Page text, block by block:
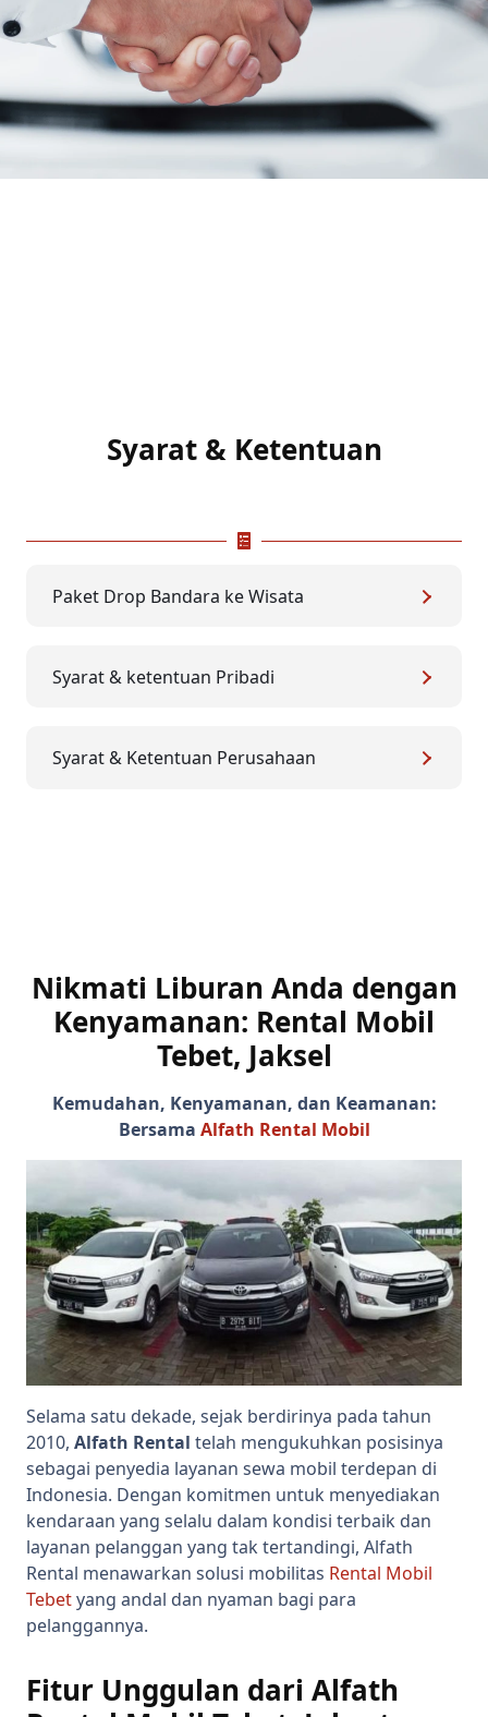
Syarat & Ketentuan
Paket Drop Bandara ke Wisata
Syarat & ketentuan Pribadi
Syarat & Ketentuan Perusahaan
Nikmati Liburan Anda dengan
Kenyamanan: Rental Mobil
Tebet, Jaksel
Kemudahan, Kenyamanan, dan Keamanan:
Bersama Alfath Rental Mobil
Selama satu dekade, sejak berdirinya pada tahun
2010, Alfath Rental telah mengukuhkan posisinya
sebagai penyedia layanan sewa mobil terdepan di
Indonesia. Dengan komitmen untuk menyediakan
kendaraan yang selalu dalam kondisi terbaik dan
layanan pelanggan yang tak tertandingi, Alfath
Rental menawarkan solusi mobilitas Rental Mobil
Tebetyang andal dan nyaman bagi para
pelanggannya.
Fitur Unggulan dari Alfath